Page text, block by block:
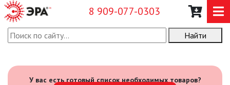
8 909-077-0303
О КОМПАНИИНайти
У вас есть готовый список необходимых товаров?